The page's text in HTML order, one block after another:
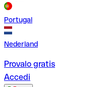
Portugal
Nederland
Provalo gratis
Accedi